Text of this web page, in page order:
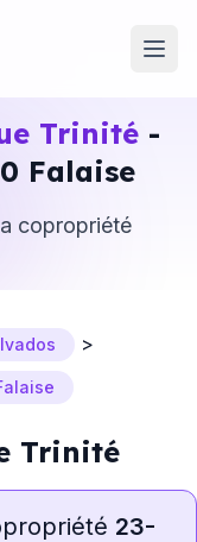
Trinité-
Falaise
copropriété
>
Trinité
23-